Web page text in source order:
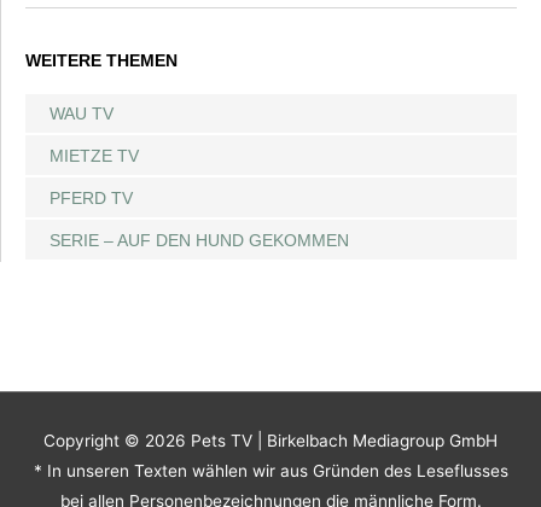
WEITERE THEMEN
WAU TV
MIETZE TV
PFERD TV
SERIE – AUF DEN HUND GEKOMMEN
Copyright © 2026 Pets TV | Birkelbach Mediagroup GmbH
* In unseren Texten wählen wir aus Gründen des Leseflusses
bei allen Personenbezeichnungen die männliche Form.